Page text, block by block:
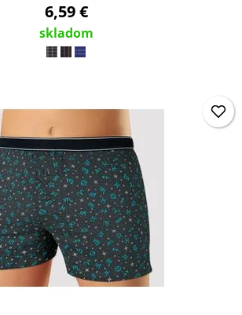
6,59 €
skladom